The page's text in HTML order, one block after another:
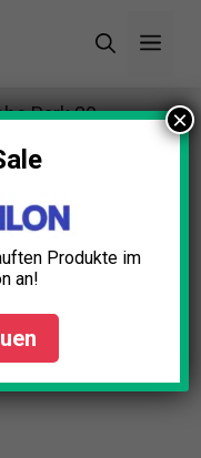
Park 20
Produkte im
an!
×